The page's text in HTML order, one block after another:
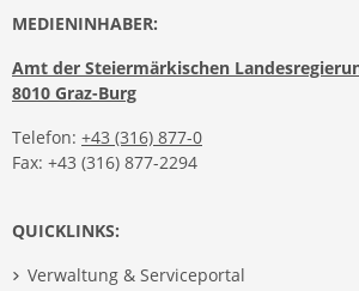
MEDIENINHABER:
Amt der Steiermärkischen
8010 Graz-Burg
Telefon: +43 (316) 877-0
Fax: +43 (316) 877-2294
QUICKLINKS:
Verwaltung & Serviceportal